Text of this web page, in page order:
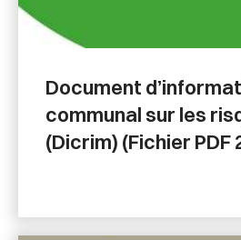
Document
communal sur les
(Dicrim) (Fichier PDF